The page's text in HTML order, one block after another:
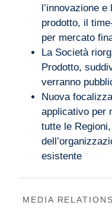
l’innovazione
prodotto, il
per mercato
La Società
Prodotto,
verranno
Nuova
applicativo per
tutte le
esistente
MEDIA RELATIONS